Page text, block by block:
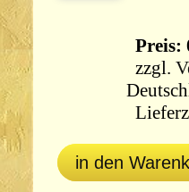
Preis:
zzgl.
in den